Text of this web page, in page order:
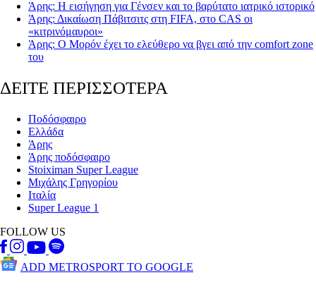
Άρης: Η εισήγηση για Γένσεν και το βαρύτατο ιατρικό ιστορικό
Άρης: Δικαίωση Πάβιτσιτς στη FIFA, στο CAS οι
«κιτρινόμαυροι»
Άρης: Ο Μορόν έχει το ελεύθερο να βγει από την comfort zone
του
ΔΕΙΤΕ ΠΕΡΙΣΣΟΤΕΡΑ
Ποδόσφαιρο
Ελλάδα
Άρης
Άρης ποδόσφαιρο
Stoiximan Super League
Μιχάλης Γρηγορίου
Ιταλία
Super League 1
FOLLOW US
ADD METROSPORT TO GOOGLE